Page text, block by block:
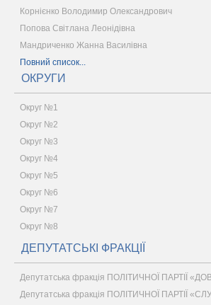
Корнієнко Володимир Олександрович
Попова Світлана Леонідівна
Мандриченко Жанна Василівна
Повний список...
ОКРУГИ
Округ №1
Округ №2
Округ №3
Округ №4
Округ №5
Округ №6
Округ №7
Округ №8
ДЕПУТАТСЬКІ ФРАКЦІЇ
Депутатська фракція ПОЛІТИЧНОЇ ПАРТІЇ
Депутатська фракція ПОЛІТИЧНОЇ ПАРТІЇ